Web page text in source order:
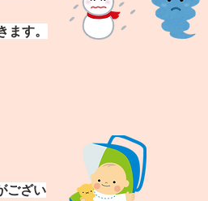
す。
ござい